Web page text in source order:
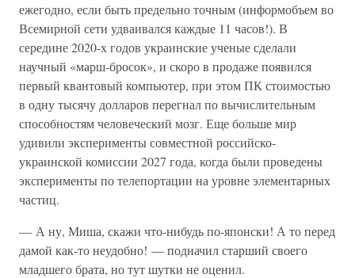
ежегодно, если быть предельно точным (информобъем во
Всемирной сети удваивался каждые 11 часов!). В
середине 2020-х годов украинские ученые сделали
научный «марш-бросок», и скоро в продаже появился
первый квантовый компьютер, при этом ПК стоимостью
в одну тысячу долларов перегнал по вычислительным
способностям человеческий мозг. Еще больше мир
удивили эксперименты совместной российско-
украинской комиссии 2027 года, когда были проведены
эксперименты по телепортации на уровне элементарных
частиц.
— А ну, Миша, скажи что-нибудь по-японски! А то перед
дамой как-то неудобно! — подначил старший своего
младшего брата, но тут шутки не оценил.